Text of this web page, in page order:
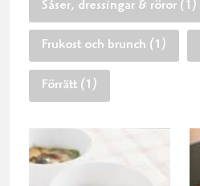
Såser, dressingar & röror (1)
Frukost och brunch (1)
Förrätt (1)